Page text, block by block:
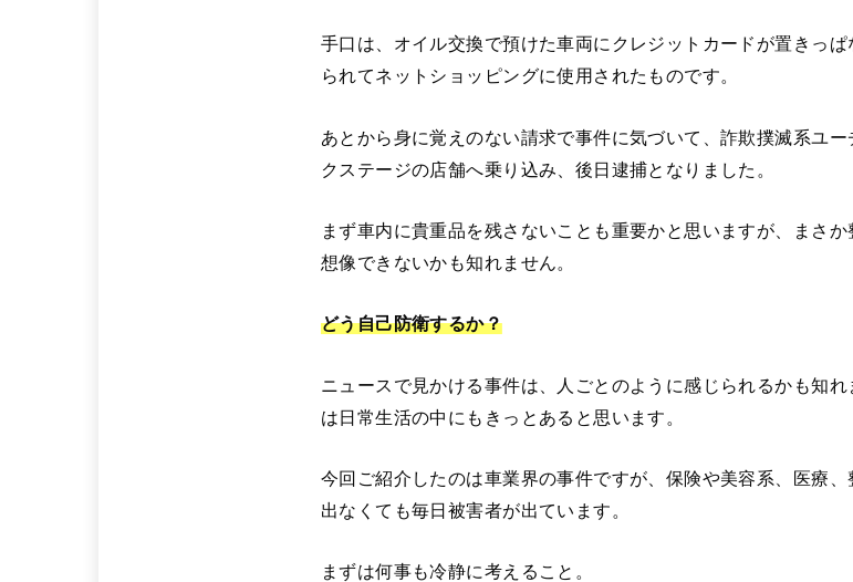
手口は、オイル交換で預けた車両にクレジットカードが置きっ
られてネットショッピングに使用されたものです。
あとから身に覚えのない請求で事件に気づいて、詐欺撲滅系ユ
クステージの店舗へ乗り込み、後日逮捕となりました。
まず車内に貴重品を残さないことも重要かと思いますが、まさ
想像できないかも知れません。
どう自己防衛するか？
ニュースで見かける事件は、人ごとのように感じられるかも知
は日常生活の中にもきっとあると思います。
今回ご紹介したのは車業界の事件ですが、保険や美容系、医療
出なくても毎日被害者が出ています。
まずは何事も冷静に考えること。